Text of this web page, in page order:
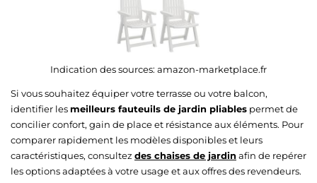
Indication des sources: amazon-marketplace.fr
Si vous souhaitez équiper votre terrasse ou votre balcon,
identifier les meilleurs fauteuils de jardin pliables permet de
concilier confort, gain de place et résistance aux éléments. Pour
comparer rapidement les modèles disponibles et leurs
caractéristiques, consultez des chaises de jardinafin de repérer
les options adaptées à votre usage et aux offres des revendeurs.